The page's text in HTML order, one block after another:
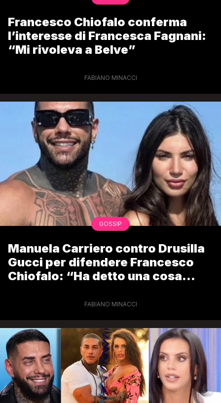
Francesco Chiofalo conferma
l’interesse di Francesca Fagnani:
“Mi rivoleva a Belve”
FABIANO MINACCI
GOSSIP
Manuela Carriero contro Drusilla
Gucci per difendere Francesco
Chiofalo: “Ha detto una cosa
FABIANO MINACCI